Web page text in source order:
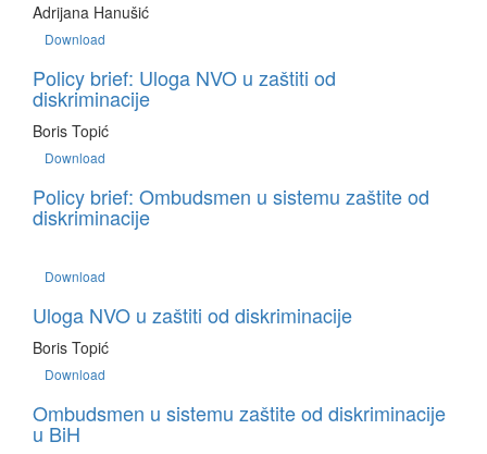
Adrijana Hanušić
Download
Policy brief: Uloga NVO u zaštiti od
diskriminacije
Boris Topić
Download
Policy brief: Ombudsmen u sistemu zaštite od
diskriminacije
Download
Uloga NVO u zaštiti od diskriminacije
Boris Topić
Download
Ombudsmen u sistemu zaštite od diskriminacije
u BiH